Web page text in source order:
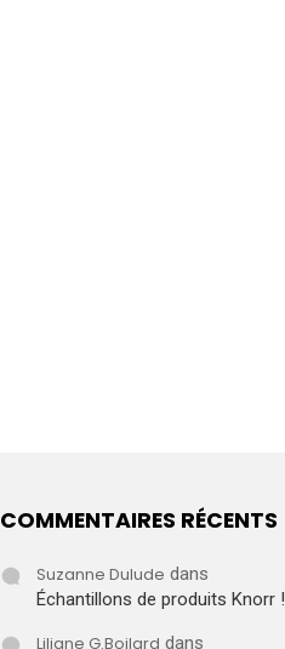
COMMENTAIRES RÉCENTS
Suzanne Dulude dans
Échantillons de produits Knorr !
Liliane G.Boilard dans